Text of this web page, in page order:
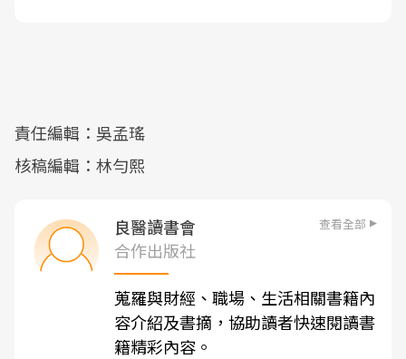
責任編輯：吳孟瑤
核稿編輯：林勻熙
良醫讀書會 查看全部
合作出版社
蒐羅與財經、職場、生活相關書籍內
容介紹及書摘，協助讀者快速閱讀書
籍精彩內容。